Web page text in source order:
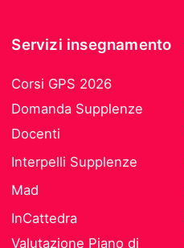
Servizi insegnamento
Corsi GPS 2026
Domanda Supplenze
Docenti
Interpelli Supplenze
Mad
InCattedra
Valutazione Piano di